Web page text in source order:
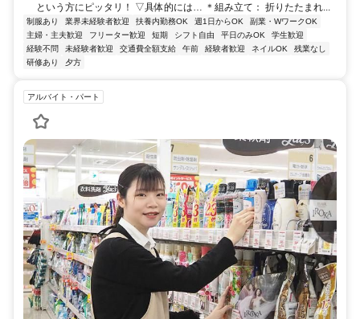
という方にピッタリ！ ▽具体的には… ＊組み立て： 折りたたまれ...
制服あり 業界未経験者歓迎 扶養内勤務OK 週1日からOK
副業・WワークOK
主婦・主夫歓迎
フリーター歓迎 短期 シフト自由 平日のみOK
学生歓迎
経験不問
未経験者歓迎 交通費全額支給 午前 経験者歓迎 ネイルOK
残業なし
研修あり
夕方
アルバイト・パート